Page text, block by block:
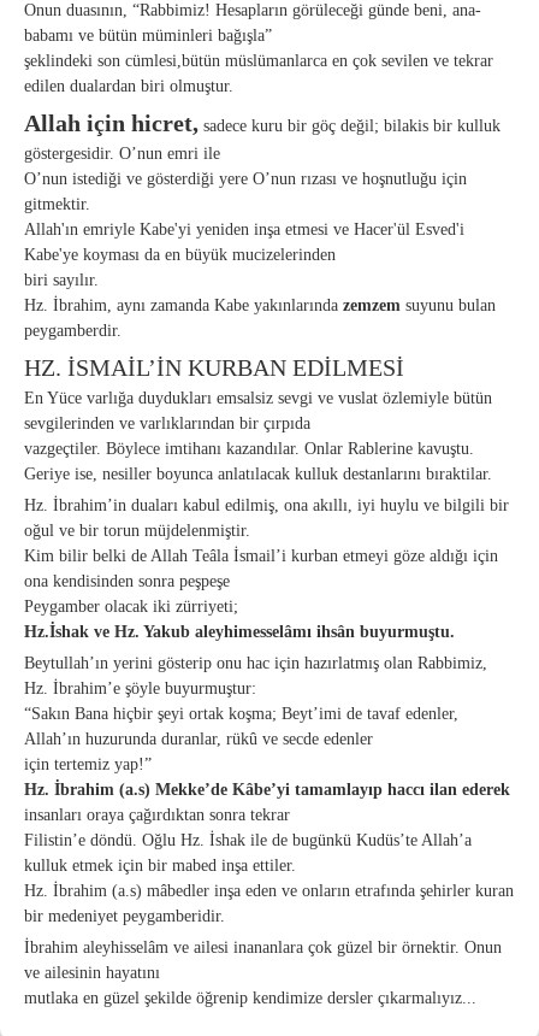
Onun duasının, “Rabbimiz! Hesapların görüleceği günde beni, ana-
babamı ve bütün müminleri bağışla”
şeklindeki son cümlesi,bütün müslümanlarca en çok sevilen ve tekrar
edilen dualardan biri olmuştur.
Allah için hicret, sadece kuru bir göç değil; bilakis bir kulluk
göstergesidir. O’nun emri ile
O’nun istediği ve gösterdiği yere O’nun rızası ve hoşnutluğu için
gitmektir.
Allah'ın emriyle Kabe'yi yeniden inşa etmesi ve Hacer'ül Esved'i
Kabe'ye koyması da en büyük mucizelerinden
biri sayılır.
Hz. İbrahim, aynı zamanda Kabe yakınlarında zemzem suyunu bulan
peygamberdir.
HZ. İSMAİL’İN KURBAN EDİLMESİ
En Yüce varlığa duydukları emsalsiz sevgi ve vuslat özlemiyle bütün
sevgilerinden ve varlıklarından bir çırpıda
vazgeçtiler. Böylece imtihanı kazandılar. Onlar Rablerine kavuştu.
Geriye ise, nesiller boyunca anlatılacak kulluk destanlarını bıraktilar.
Hz. İbrahim’in duaları kabul edilmiş, ona akıllı, iyi huylu ve bilgili bir
oğul ve bir torun müjdelenmiştir.
Kim bilir belki de Allah Teâla İsmail’i kurban etmeyi göze aldığı için
ona kendisinden sonra peşpeşe
Peygamber olacak iki zürriyeti;
Hz.İshak ve Hz. Yakub aleyhimesselâmı ihsân buyurmuştu.
Beytullah’ın yerini gösterip onu hac için hazırlatmış olan Rabbimiz,
Hz. İbrahim’e şöyle buyurmuştur:
“Sakın Bana hiçbir şeyi ortak koşma; Beyt’imi de tavaf edenler,
Allah’ın huzurunda duranlar, rükû ve secde edenler
için tertemiz yap!”
Hz. İbrahim (a.s) Mekke’de Kâbe’yi tamamlayıp haccı ilan ederek
insanları oraya çağırdıktan sonra tekrar
Filistin’e döndü. Oğlu Hz. İshak ile de bugünkü Kudüs’te Allah’a
kulluk etmek için bir mabed inşa ettiler.
Hz. İbrahim (a.s) mâbedler inşa eden ve onların etrafında şehirler kuran
bir medeniyet peygamberidir.
İbrahim aleyhisselâm ve ailesi inananlara çok güzel bir örnektir. Onun
ve ailesinin hayatını
mutlaka en güzel şekilde öğrenip kendimize dersler çıkarmalıyız...